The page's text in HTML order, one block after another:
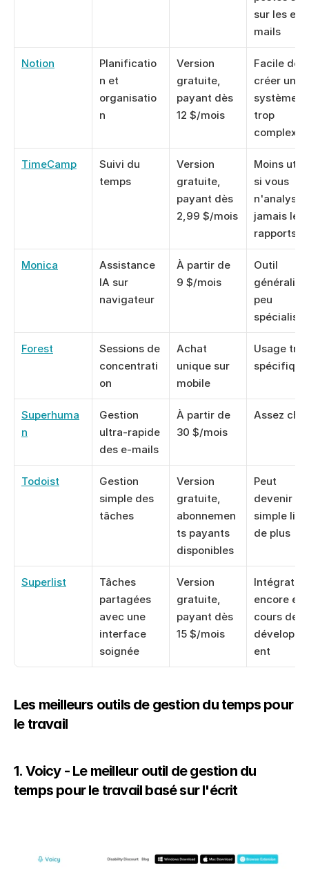
sur les e-
mails
Notion
Planificatio
n et
organisatio
n
Version
gratuite,
payant dès
12 $/mois
Facile de
créer un
système
trop
complexe
TimeCamp
Suivi du
temps
Version
gratuite,
payant dès
2,99 $/mois
Moins utile
si vous
n'analysez
jamais les
rapports
Monica
Assistance
IA sur
navigateur
À partir de
9 $/mois
Outil
peu
spécialisé
Forest
Sessions de
concentrati
on
Achat
unique sur
mobile
Usage très
spécifique
Superhuma
n
Gestion
ultra-rapide
des e-mails
À partir de
30 $/mois
Assez cher
Todoist
Gestion
simple des
tâches
Version
gratuite,
abonnemen
ts payants
disponibles
Peut
devenir
simple
de plus
Superlist
Tâches
partagées
avec une
interface
soignée
Version
gratuite,
payant dès
15 $/mois
encore en
cours de
ent
Les meilleurs outils de gestion du temps pour
le travail
1. Voicy - Le meilleur outil de gestion du
temps pour le travail basé sur l'écrit